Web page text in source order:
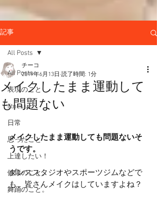
記事
All Posts
表現のこと
fitness
日常
思ったこと
上達したい！
健康のこと。
舞踊のこと。
All Posts
メイクしたまま運動して
も問題ない
チーコ
2019年6月13日 読了時間: 1分
メイクしたまま運動しても問題ないそ
うです。
ダンススタジオやスポーツジムなどで
も、皆さんメイクはしていますよね？